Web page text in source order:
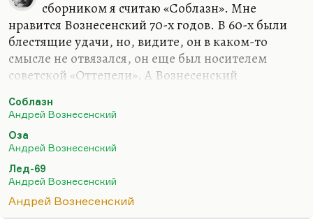
сборником я считаю «Соблазн». Мне
нравится Вознесенский 70-х годов. В 60-х были
блестящие удачи, но, видите, он в каком-то
смысле не отвязался, он еще был носителем
советской «Оттепели». А Вознесенский
«Зарева» («Зарев» – это его цикл, появившийся в
«Литературке», по-моему, в 1966 году);
Вознесенский, который написал «Даму треф» и
«Плач по двум нерожденным поэмам». Можно
сколько угодно ругать «Озу», но «Оза» – это
поэма, а жанр поэмы – это всегда жанр
ретардации.
Соблазн
Андрей Вознесенский
Оза
Андрей Вознесенский
Лед-69
Андрей Вознесенский
Андрей Вознесенский